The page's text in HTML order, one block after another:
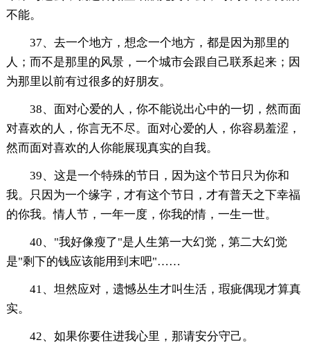
不能。
37、去一个地方，想念一个地方，都是因为那里的
人；而不是那里的风景，一个城市会跟自己联系起来；因
为那里以前有过很多的好朋友。
38、面对心爱的人，你不能说出心中的一切，然而面
对喜欢的人，你言无不尽。面对心爱的人，你容易羞涩，
然而面对喜欢的人你能展现真实的自我。
39、这是一个特殊的节日，因为这个节日只为你和
我。只因为一个缘字，才有这个节日，才有普天之下幸福
的你我。情人节，一年一度，你我的情，一生一世。
40、"我好像瘦了"是人生第一大幻觉，第二大幻觉
是"剩下的钱应该能用到末吧"……
41、坦然应对，遗憾丛生才叫生活，瑕疵偶现才算真
实。
42、如果你要住进我心里，那请安分守己。